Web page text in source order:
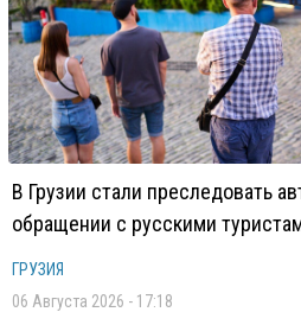
В Грузии стали преследовать
обращении с русскими
ГРУЗИЯ
06 Августа 2026 - 17:18